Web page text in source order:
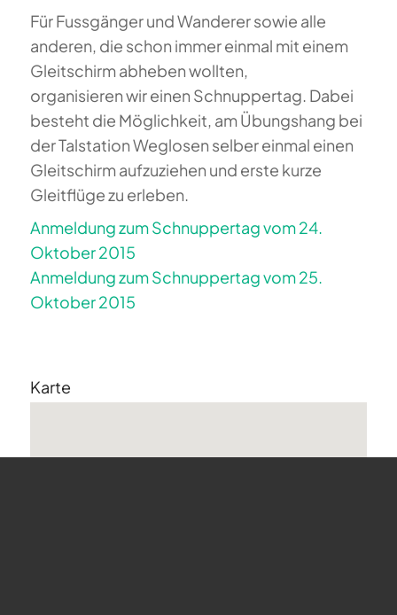
Für Fussgänger und Wanderer sowie alle
anderen, die schon immer einmal mit einem
Gleitschirm abheben wollten,
organisieren wir einen Schnuppertag. Dabei
besteht die Möglichkeit, am Übungshang bei
der Talstation Weglosen selber einmal einen
Gleitschirm aufzuziehen und erste kurze
Gleitflüge zu erleben.
Anmeldung zum Schnuppertag vom 24.
Oktober 2015
Anmeldung zum Schnuppertag vom 25.
Oktober 2015
Karte